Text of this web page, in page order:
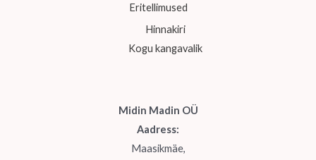
Eritellimused
Hinnakiri
Kogu kangavalik
Midin Madin OÜ
Aadress:
Maasikmäe,